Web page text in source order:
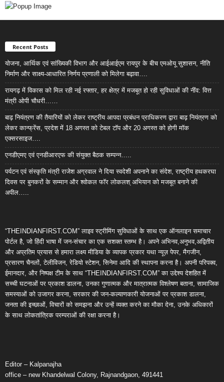
Recent Posts
योजना, आर्थिक एवं सांख्यिकी विभाग और आईआईएम रायपुर के बीच एमओयू सुशासन, नीति
निर्माण और साक्ष्य-आधारित निर्णय प्रणाली को मिलेगा बढ़ावा….
रायगढ़ में विकास को मिल रही नई रफ्तार, हर क्षेत्र में मजबूत हो रही सुविधाओं की नींव: वित्त
मंत्री ओपी चौधरी……
बाढ़ नियंत्रण की तैयारियों को लेकर राष्ट्रीय आपदा प्रबंधन प्राधिकरण द्वारा बाढ़ नियंत्रण को
लेकर कान्फ्रेंस, प्रदेश में 18 अगस्त को टेबल टॉप और 20 अगस्त को होगी मॉक
एक्सरसाइज….
एनडीएमए एवं एनडीआरएफ की संयुक्त बैठक सम्पन्न…..
पर्यटन एवं संस्कृति मंत्री राजेश अग्रवाल ने दिया स्वदेशी अपनाने का संदेश, राष्ट्रीय हथकरघा
दिवस पर बुनकरों के सम्मान और श्वोकल फॉर लोकलश् अभियान को मजबूत बनाने की
अपील…..
“THEINDIANFIRST.COM” लाइव स्ट्रीमिंग सुविधाओं के साथ एक ऑनलाइन समाचार
पोर्टल है, जो हिंदी भाषा में जन-संचार का एक सशक्त स्तम्भ है। अपने अभिनव,अनुभव,अद्वितीय
और अप्रतिम प्रयास से हमारा लक्ष्य मीडिया के व्यापक प्रकार यथा न्यूज़ पेपर, मैगजीन,
प्रसारण चैनलों, टेलीविजन, रेडियो स्टेशन, सिनेमा आदि की स्थापना करना है। अपनी परिपक्व,
ईमानदार, और निष्पक्ष टीम के साथ “THEINDIANFIRST.COM” का उद्देश्य देशहित में
सच्ची घटनाओं पर प्रकाश डालना, उनका गुणात्मक और मात्रात्मक विश्लेषण बताना, सामाजिक
समस्याओं को उजागर करना, सरकार की जन-कल्याणकारी योजनाओं पर प्रकाश डालना,
जनता की इच्छाओं, विचारों को समझना और उन्हें व्यक्त करने का मौका देना, उनके अधिकारों
के साथ लोकतांत्रिक परम्पराओं की रक्षा करना है।
Editor – Kalpanajha
office – new Khandelwal Colony, Rajnandgaon, 491441